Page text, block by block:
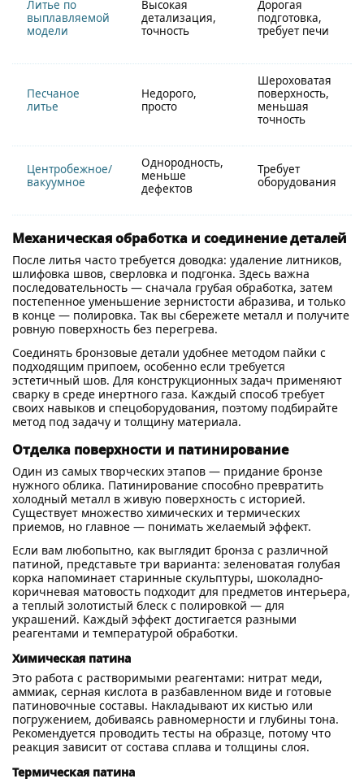
Литье по
выплавляемой
модели
Высокая
детализация,
точность
Дорогая
подготовка,
требует печи
Песчаное
литье
Недорого,
просто
Шероховатая
поверхность,
меньшая
точность
Центробежное/
вакуумное
Однородность,
меньше
дефектов
Требует
оборудования
Механическая обработка и соединение деталей
После литья часто требуется доводка: удаление литников,
шлифовка швов, сверловка и подгонка. Здесь важна
последовательность — сначала грубая обработка, затем
постепенное уменьшение зернистости абразива, и только
в конце — полировка. Так вы сбережете металл и получите
ровную поверхность без перегрева.
Соединять бронзовые детали удобнее методом пайки с
подходящим припоем, особенно если требуется
эстетичный шов. Для конструкционных задач применяют
сварку в среде инертного газа. Каждый способ требует
своих навыков и спецоборудования, поэтому подбирайте
метод под задачу и толщину материала.
Отделка поверхности и патинирование
Один из самых творческих этапов — придание бронзе
нужного облика. Патинирование способно превратить
холодный металл в живую поверхность с историей.
Существует множество химических и термических
приемов, но главное — понимать желаемый эффект.
Если вам любопытно, как выглядит бронза с различной
патиной, представьте три варианта: зеленоватая голубая
корка напоминает старинные скульптуры, шоколадно-
коричневая матовость подходит для предметов интерьера,
а теплый золотистый блеск с полировкой — для
украшений. Каждый эффект достигается разными
реагентами и температурой обработки.
Химическая патина
Это работа с растворимыми реагентами: нитрат меди,
аммиак, серная кислота в разбавленном виде и готовые
патиновочные составы. Накладывают их кистью или
погружением, добиваясь равномерности и глубины тона.
Рекомендуется проводить тесты на образце, потому что
реакция зависит от состава сплава и толщины слоя.
Термическая патина